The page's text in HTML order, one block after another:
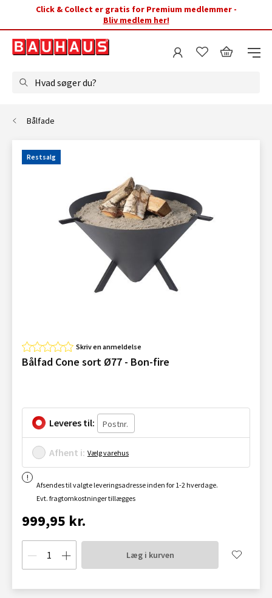
Click & Collect er gratis for Premium medlemmer -
Bliv medlem her!
Hvad søger du?
Bålfade
Restsalg
Skriv en anmeldelse
Bålfad Cone sort Ø77 - Bon-fire
Leveres til:
Afhent i: Vælg varehus
Afsendes til valgte leveringsadresse inden for 1-2 hverdage.
Evt. fragtomkostninger tillægges
999,95 kr.
Læg i kurven